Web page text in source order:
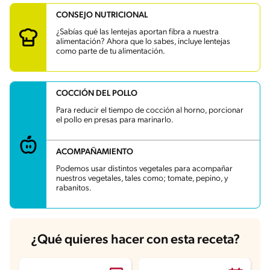
Carbohidratos 64.9 g
Energía 890.3 kcal
Grasas 43 g
Fibra 6.7 g
Proteína
Azúcares
CONSEJO NUTRICIONAL
¿Sabías qué las lentejas aportan fibra a nuestra
alimentación? Ahora que lo sabes, incluye lentejas
como parte de tu alimentación.
COCCIÓN DEL POLLO
Para reducir el tiempo de cocción al horno, porcionar
el pollo en presas para marinarlo.
ACOMPAÑAMIENTO
Podemos usar distintos vegetales para acompañar
nuestros vegetales, tales como; tomate, pepino, y
rabanitos.
¿Qué quieres hacer con esta receta?